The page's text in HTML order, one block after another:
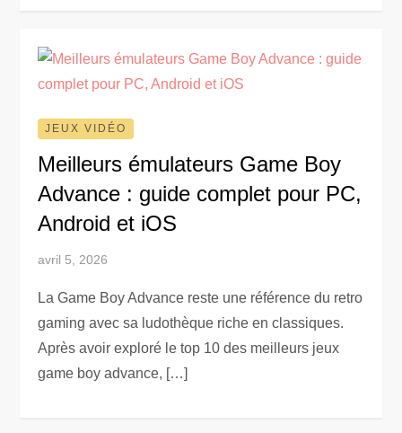
JEUX VIDÉO
Meilleurs émulateurs Game Boy
Advance : guide complet pour PC,
Android et iOS
avril 5, 2026
La Game Boy Advance reste une référence du retro
gaming avec sa ludothèque riche en classiques.
Après avoir exploré le top 10 des meilleurs jeux
game boy advance, […]